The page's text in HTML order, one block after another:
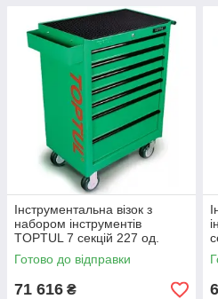
Інструментальна візок з
набором інструментів
TOPTUL 7 секцій 227 од.
GCAJ0001
Готово до відправки
71 616 ₴